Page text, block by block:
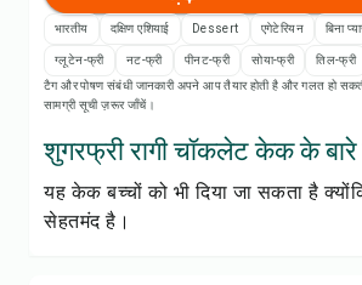
रेसिपी नोट्स
रेसिपी प्रिंट करें
सेव करें
भारतीय दक्षिण एशियाई Dessert एगेटेरियन बिना
ग्लूटेन-फ्री नट-फ्री पीनट-फ्री सोया-फ्री
तिल-फ्री
टैग और पोषण संबंधी जानकारी अपने आप तैयार होती है और गलत हो
सामग्री सूची ज़रूर जाँचें।
शुगरफ्री रागी चॉकलेट केक के बारे
यह केक बच्चों को भी दिया जा सकता है
सेहतमंद है।